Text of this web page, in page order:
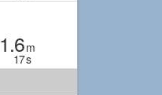
1.6m
17s